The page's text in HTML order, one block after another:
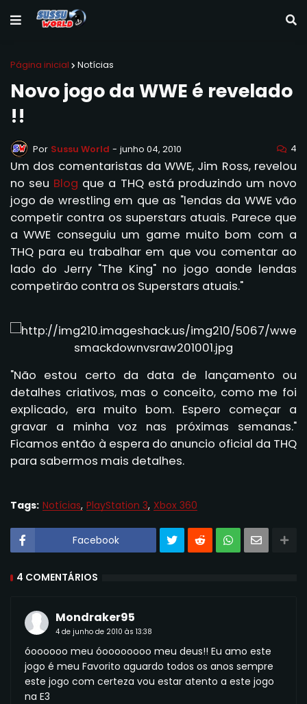
Página inicial Notícias
Novo jogo da WWE é revelado
!!
Por Sussu World - junho 04, 2010 4
Um dos comentaristas da WWE, Jim Ross, revelou
no seu Blog que a THQ está produzindo um novo
jogo de wrestling em que as "lendas da WWE vão
competir contra os superstars atuais. Parece que
a WWE conseguiu um game muito bom com a
THQ para eu trabalhar em que vou comentar ao
lado do Jerry "The King" no jogo aonde lendas
competirão contra os Superstars atuais."
"Não estou certo da data de lançamento ou
detalhes criativos, mas o conceito, como me foi
explicado, era muito bom. Espero começar a
gravar a minha voz nas próximas semanas."
Ficamos então à espera do anuncio oficial da THQ
para sabermos mais detalhes.
Tags: Notícias PlayStation 3 Xbox 360
Facebook
4 COMENTÁRIOS
Mondraker95
4 de junho de 2010 às 13:38
óoooooo meu óoooooooo meu deus!! Eu amo este
jogo é meu Favorito aguardo todos os anos sempre
este jogo com certeza vou estar atento a este jogo
na E3